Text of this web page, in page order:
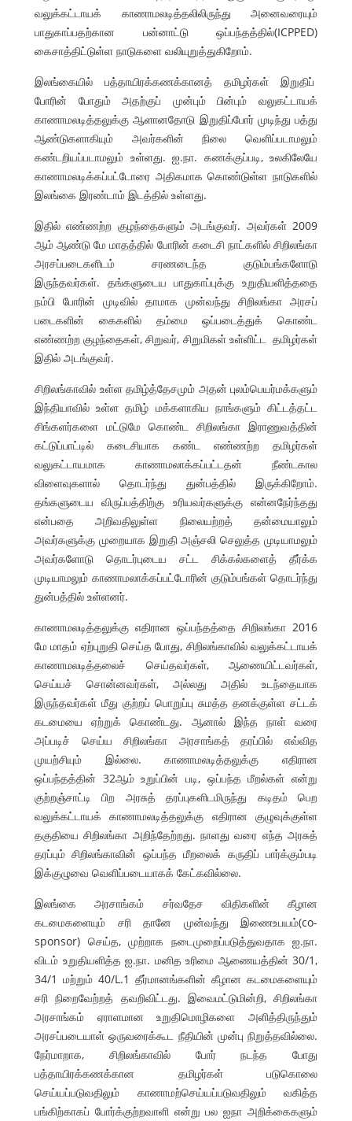
வலுக்கட்டாயக் காணாமலடித்தலிலிருந்து அனைவரையும்
பாதுகாப்பதற்கான பன்னாட்டு ஒப்பந்தத்தில்(ICPPED)
கைசாத்திட்டுள்ள நாடுகளை வலியுறுத்துகிறோம்.
இலங்கையில் பத்தாயிரக்கணக்கானத் தமிழர்கள் இறுதிப்
போரின் போதும் அதற்குப் முன்பும் பின்பும் வலுகட்டாயக்
காணாமலடித்தலுக்கு ஆளானதோடு இறுதிப்போர் முடிந்து பத்து
ஆண்டுகளாகியும் அவர்களின் நிலை வெளிப்படாமலும்
கண்டறியப்படாமலும் உள்ளது. ஐ.நா. கணக்குப்படி, உலகிலேயே
காணாமலடிக்கப்பட்டோரை அதிகமாக கொண்டுள்ள நாடுகளில்
இலங்கை இரண்டாம் இடத்தில் உள்ளது.
இதில் எண்ணற்ற குழந்தைகளும் அடங்குவர். அவர்கள் 2009
ஆம் ஆண்டு மே மாதத்தில் போரின் கடைசி நாட்களில் சிறிலங்கா
அரசப்படைகளிடம் சரணடைந்த குடும்பங்களோடு
இருந்தவர்கள். தங்களுடைய பாதுகாப்புக்கு உறுதியளித்ததை
நம்பி போரின் முடிவில் தாமாக முன்வந்து சிறிலங்கா அரசப்
படைகளின் கைகளில் தம்மை ஒப்படைத்துக் கொண்ட
எண்ணற்ற குழந்தைகள், சிறுவர், சிறுமிகள் உள்ளிட்ட தமிழர்கள்
இதில் அடங்குவர்.
சிறிலங்காவில் உள்ள தமிழ்த்தேசமும் அதன் புலம்பெயர்மக்களும்
இந்தியாவில் உள்ள தமிழ் மக்களாகிய நாங்களும் கிட்டத்தட்ட
சிங்களர்களை மட்டுமே கொண்ட சிறிலங்கா இராணுவத்தின்
கட்டுப்பாட்டில் கடைசியாக கண்ட எண்ணற்ற தமிழர்கள்
வலுகட்டாயமாக காணாமலாக்கப்பட்டதன் நீண்டகால
விளைவுகளால் தொடர்ந்து துன்பத்தில் இருக்கிறோம்.
தங்களுடைய விருப்பத்திற்கு உரியவர்களுக்கு என்னநேர்ந்தது
என்பதை அறிவதிலுள்ள நிலையற்றத் தன்மையாலும்
அவர்களுக்கு முறையாக இறுதி அஞ்சலி செலுத்த முடியாமலும்
அவர்களோடு தொடர்புடைய சட்ட சிக்கல்களைத் தீர்க்க
முடியாமலும் காணாமலாக்கப்பட்டோரின் குடும்பங்கள் தொடர்ந்து
துன்பத்தில் உள்ளனர்.
காணாமலடித்தலுக்கு எதிரான ஒப்பந்தத்தை சிறிலங்கா 2016
மே மாதம் ஏற்புறுதி செய்த போது, சிறிலங்காவில் வலுக்கட்டாயக்
காணாமலடித்தலைச் செய்தவர்கள், ஆணையிட்டவர்கள்,
செய்யச் சொன்னவர்கள், அல்லது அதில் உடந்தையாக
இருந்தவர்கள் மீது குற்றப் பொறுப்பு சுமத்த தனக்குள்ள சட்டக்
கடமையை ஏற்றுக் கொண்டது. ஆனால் இந்த நாள் வரை
அப்படிச் செய்ய சிறிலங்கா அரசாங்கத் தரப்பில் எவ்வித
முயற்சியும் இல்லை. காணாமலடித்தலுக்கு எதிரான
ஒப்பந்தத்தின் 32ஆம் உறுப்பின் படி, ஒப்பந்த மீறல்கள் என்று
குற்றஞ்சாட்டி பிற அரசுத் தரப்புகளிடமிருந்து கடிதம் பெற
வலுக்கட்டாயக் காணாமலடித்தலுக்கு எதிரான குழுவுக்குள்ள
தகுதியை சிறிலங்கா அறிந்தேற்றது. நாளது வரை எந்த அரசுத்
தரப்பும் சிறிலங்காவின் ஒப்பந்த மீறலைக் கருதிப் பார்க்கும்படி
இக்குழுவை வெளிப்படையாகக் கேட்கவில்லை.
இலங்கை அரசாங்கம் சர்வதேச விதிகளின் கீழான
கடமைகளையும் சரி தானே முன்வந்து இணைஉபயம்(co-
sponsor) செய்த, முற்றாக நடைமுறைப்படுத்துவதாக ஐ.நா.
விடம் உறுதியளித்த ஐ.நா. மனித உரிமை ஆணையத்தின் 30/1,
34/1 மற்றும் 40/L.1 தீர்மானங்களின் கீழான கடமைகளையும்
சரி நிறைவேற்றத் தவறிவிட்டது. இவைமட்டுமின்றி, சிறிலங்கா
அரசாங்கம் ஏராளமான உறுதிமொழிகளை அளித்திருந்தும்
அரசப்படையாள் ஒருவரைக்கூட நீதியின் முன்பு நிறுத்தவில்லை.
நேர்மாறாக, சிறிலங்காவில் போர் நடந்த போது
பத்தாயிரக்கணக்கான தமிழர்கள் படுகொலை
செய்யப்படுவதிலும் காணாமற்செய்யப்படுவதிலும் வகித்த
பங்கிற்காகப் போர்க்குற்றவாளி என்று பல ஐநா அறிக்கைகளும்